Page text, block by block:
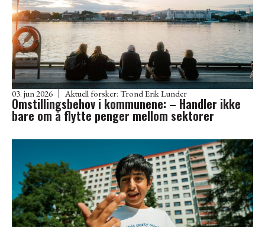
03. jun 2026 Aktuell forsker: Trond Erik Lunder
Omstillingsbehov i kommunene: – Handler ikke
bare om å flytte penger mellom sektorer